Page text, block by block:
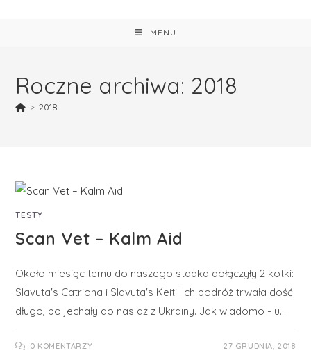
MENU
Roczne archiwa: 2018
> 2018
TESTY
Scan Vet – Kalm Aid
Około miesiąc temu do naszego stadka dołączyły 2 kotki:
Slavuta's Catriona i Slavuta's Keiti. Ich podróż trwała dość
długo, bo jechały do nas aż z Ukrainy. Jak wiadomo - u…
0 KOMENTARZY 27 GRUDNIA, 2018